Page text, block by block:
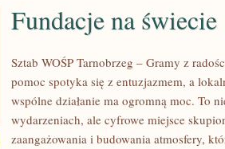
Fundacje na świecie
Sztab WOŚP Tarnobrzeg – Gramy z
pomoc spotyka się z entuzjazmem, a
wspólne działanie ma ogromną moc. To
wydarzeniach, ale cyfrowe miejsce
zaangażowania i budowania atmosfery,